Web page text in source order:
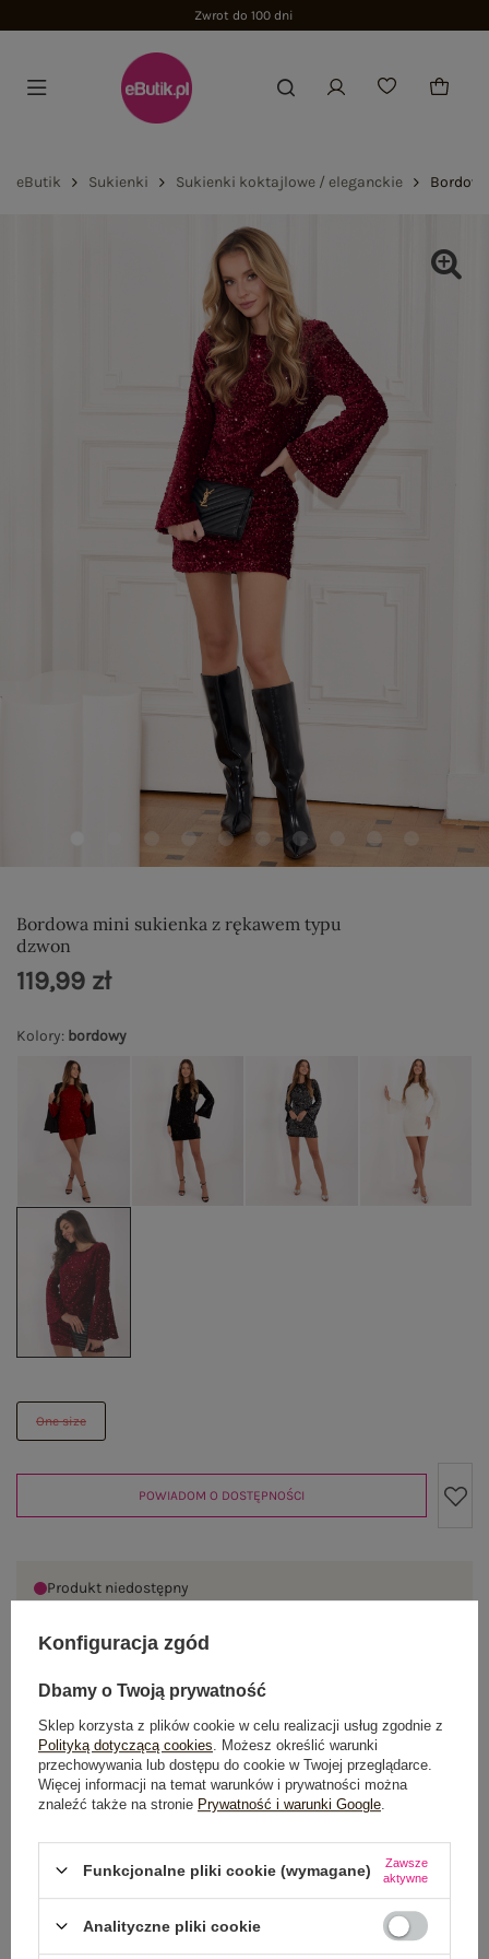
Zwrot do 100 dni
eButik Sukienki Sukienki koktajlowe / eleganckie
Bordowa mini sukienka z rękawem typu
dzwon
Kolory: bordowy
One size
119,99 zł
POWIADOM O DOSTĘPNOŚCI
Produkt niedostępny
OPIS PRODUKTU
GŁÓWNE PARAMETRY
OPINIE O PRODUKCIE (0)
WYSYŁKA I DOSTAWA
Konfiguracja zgód
Dbamy o Twoją prywatność
Sklep korzysta z plików cookie w celu realizacji usług zgodnie z
Polityką dotyczącą cookies . Możesz określić warunki
przechowywania lub dostępu do cookie w Twojej przeglądarce.
Więcej informacji na temat warunków i prywatności można
znaleźć także na stronie Prywatność i warunki Google
Funkcjonalne pliki cookie (wymagane)
Zawsze
aktywne
Analityczne pliki cookie